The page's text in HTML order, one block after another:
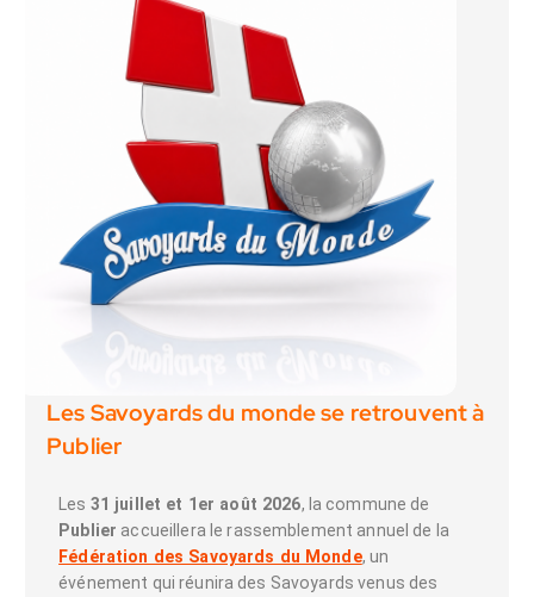
Les Savoyards du monde se retrouvent à
Publier
Les 31 juillet et 1er août 2026, la commune de
Publier accueillera le rassemblement annuel de la
Fédération des Savoyards du Monde, un
événement qui réunira des Savoyards venus des